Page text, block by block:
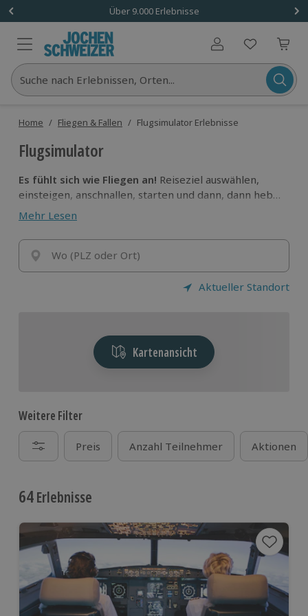
Über 9.000 Erlebnisse
Benutzerkonto
Suche nach Erlebnissen, Orten...
Home / Fliegen & Fallen / Flugsimulator Erlebnisse
Flugsimulator
Es fühlt sich wie Fliegen an! Reiseziel auswählen,
einsteigen, anschnallen, starten und dann, dann hebst
du ab, aber alles nur auf dem Bildschirm.
viel Spaß der Flugsimulator machen kann
Mehr Lesen
Wo (PLZ oder Ort)
Aktueller Standort
Kartenansicht
Weitere Filter
Preis Anzahl Teilnehmer Aktionen
64Erlebnisse